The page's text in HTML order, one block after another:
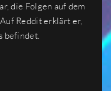
die Folgen auf dem
Reddit erklärt er,
befindet.